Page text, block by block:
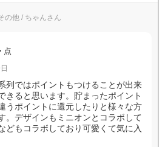
の他 / ちゃんさん
点
列ではポイントもつけることが出来
きると思います。貯まったポイント
うポイントに還元したりと様々な方
。デザインもミニオンとコラボして
どもコラボしており可愛くて気に入